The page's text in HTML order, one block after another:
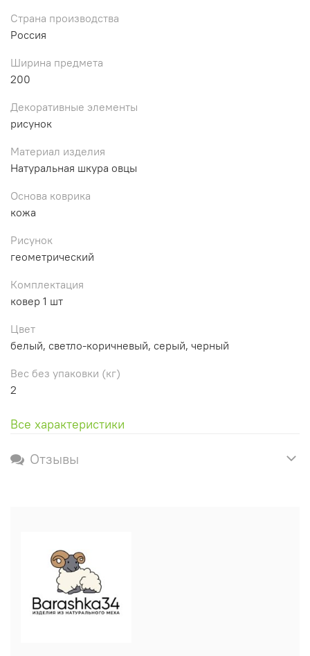
Страна производства
Россия
Ширина предмета
200
Декоративные элементы
рисунок
Материал изделия
Натуральная шкура овцы
Основа коврика
кожа
Рисунок
геометрический
Комплектация
ковер 1 шт
Цвет
белый, светло-коричневый, серый, черный
Вес без упаковки (кг)
2
Все характеристики
Отзывы